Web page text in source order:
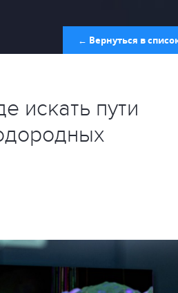
← Вернуться в
искать пути